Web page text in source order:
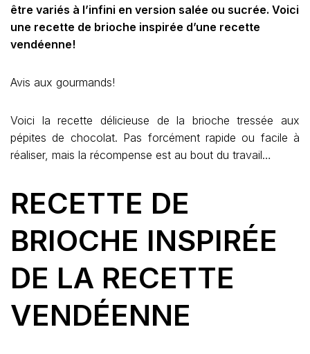
être variés à l’infini en version salée ou sucrée. Voici
une recette de brioche inspirée d’une recette
vendéenne!
Avis aux gourmands!
Voici la recette délicieuse de la brioche tressée aux
pépites de chocolat. Pas forcément rapide ou facile à
réaliser, mais la récompense est au bout du travail…
RECETTE DE
BRIOCHE INSPIRÉE
DE LA RECETTE
VENDÉENNE